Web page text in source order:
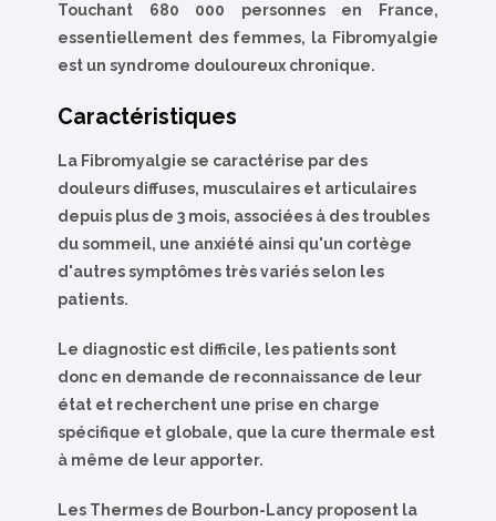
Touchant 680 000 personnes en France,
essentiellement des femmes, la Fibromyalgie
est un syndrome douloureux chronique.
Caractéristiques
La Fibromyalgie se caractérise par des
douleurs diffuses, musculaires et articulaires
depuis plus de 3 mois, associées à des troubles
du sommeil, une anxiété ainsi qu'un cortège
d'autres symptômes très variés selon les
patients.
Le diagnostic est difficile, les patients sont
donc en demande de reconnaissance de leur
état et recherchent une prise en charge
spécifique et globale, que la cure thermale est
à même de leur apporter.
Les Thermes de Bourbon-Lancy proposent la